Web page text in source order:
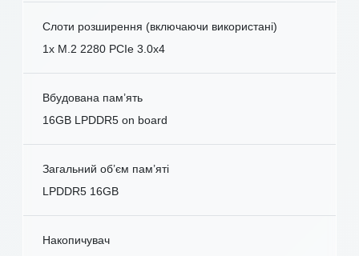
Слоти розширення (включаючи використані)
1x M.2 2280 PCIe 3.0x4
Вбудована пам’ять
16GB LPDDR5 on board
Загальний об’єм пам’яті
LPDDR5 16GB
Накопичувач